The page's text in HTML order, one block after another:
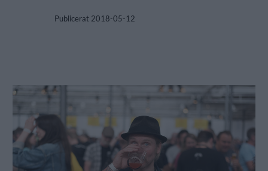
Publicerat 2018-05-12